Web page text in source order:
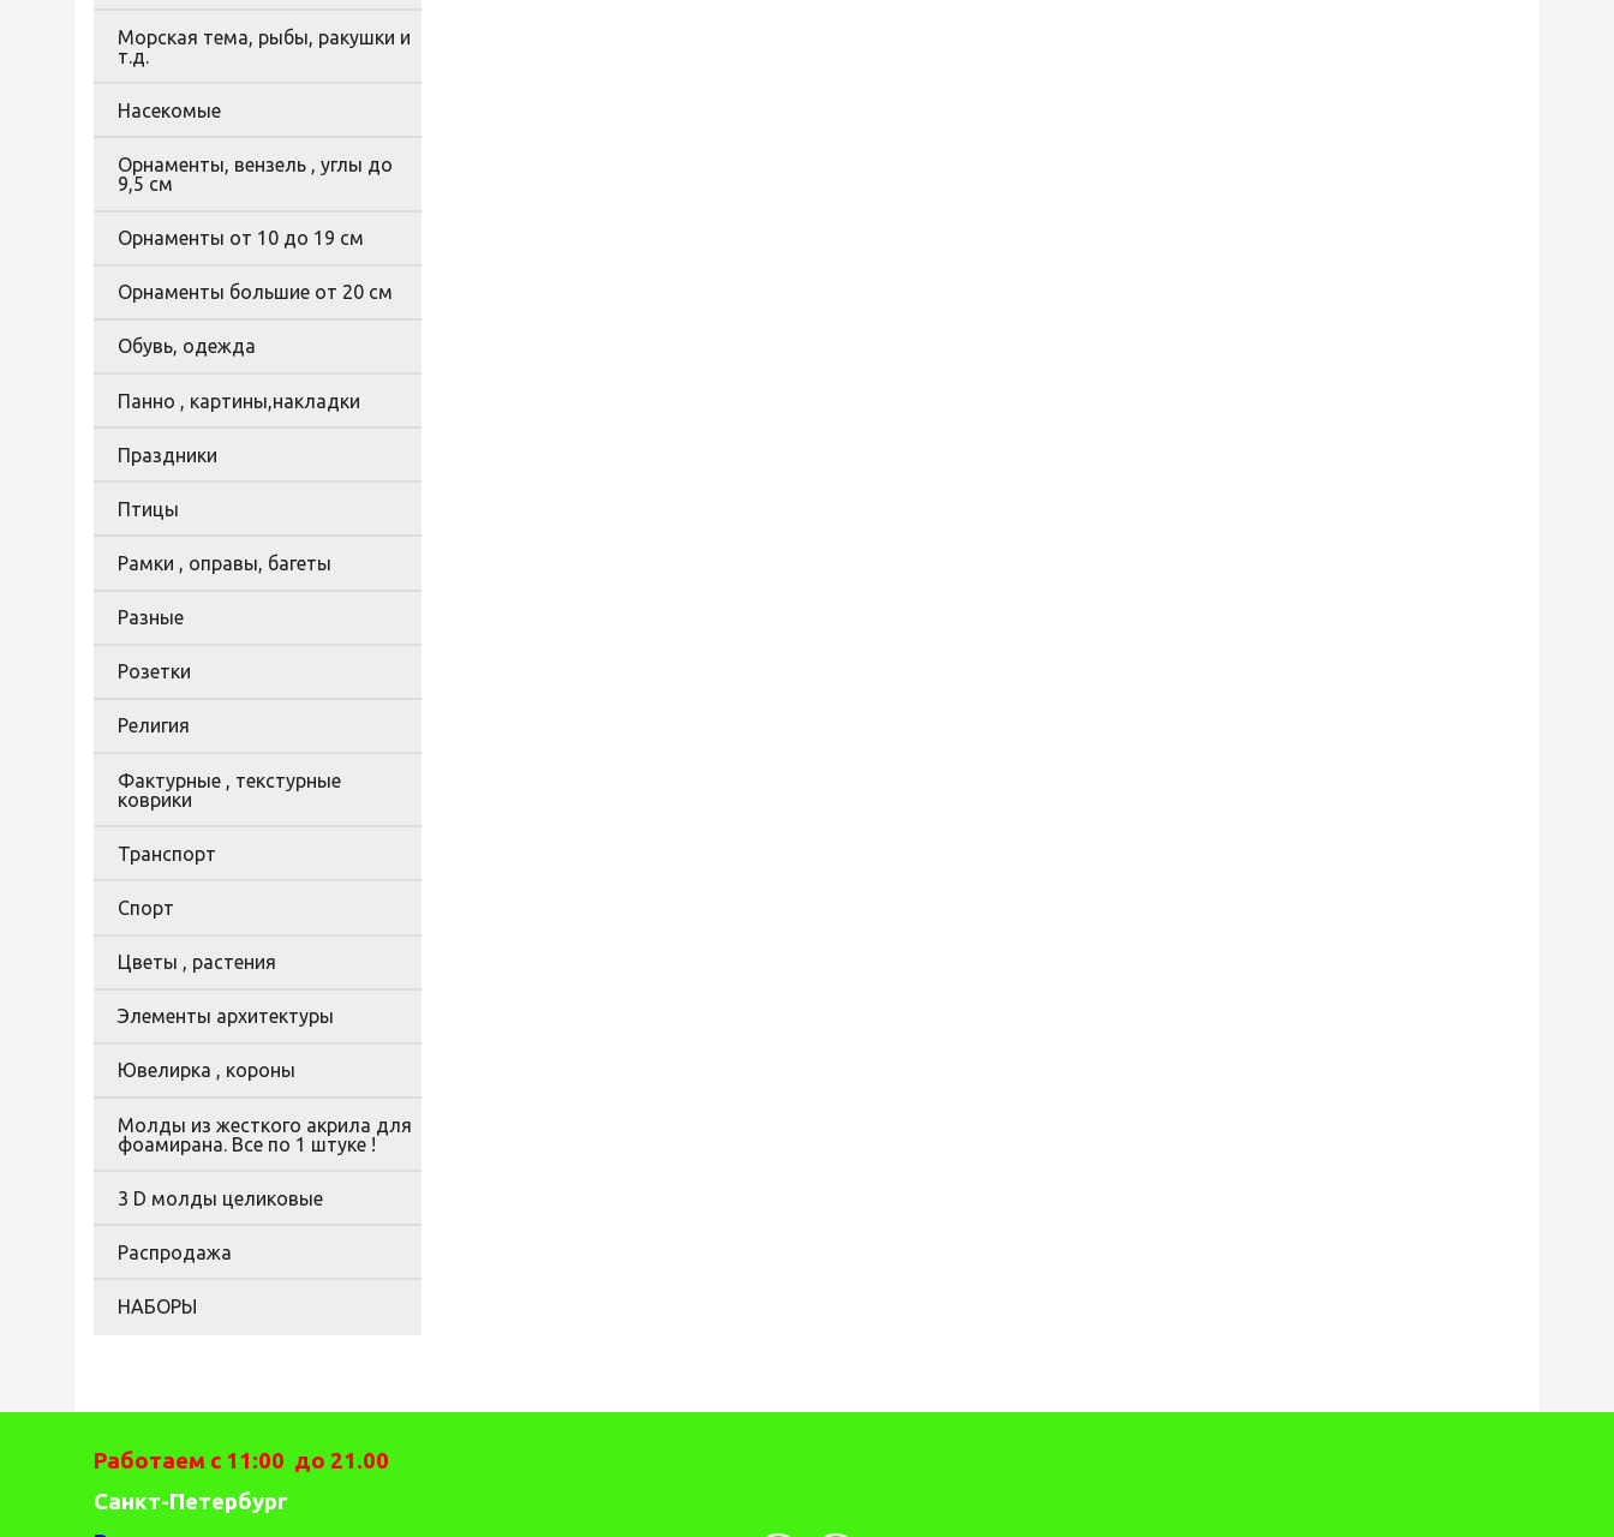
Морская тема, рыбы, ракушки и
т.д.
Насекомые
Орнаменты, вензель , углы до
9,5 см
Орнаменты от 10 до 19 см
Орнаменты большие от 20 см
Обувь, одежда
Панно , картины,накладки
Праздники
Птицы
Рамки , оправы, багеты
Разные
Розетки
Религия
Фактурные , текстурные
коврики
Транспорт
Спорт
Цветы , растения
Элементы архитектуры
Ювелирка , короны
Молды из жесткого акрила для
фоамирана. Все по 1 штуке !
3 D молды целиковые
Распродажа
НАБОРЫ
Работаем с 11:00 до 21.00
Санкт-Петербург